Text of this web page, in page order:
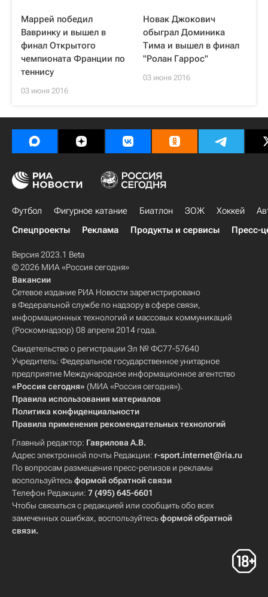
Маррей победил
Вавринку и вышел в
финал Открытого
чемпионата Франции по
теннису
03 июня 2016
Новак Джокович
обыграл Доминика
Тима и вышел в финал
"Ролан Гаррос"
03 июня 2016
Футбол Фигурное катание Биатлон ЗОЖ Хоккей
Спецпроекты
Реклама Продукты и сервисы Пресс-
Версия 2023.1 Beta
© 2026 МИА «Россия сегодня»
Вакансии
Сетевое издание РИА Новости зарегистрировано
в Федеральной службе по надзору в сфере связи,
информационных технологий и массовых коммуникаций
(Роскомнадзор) 08 апреля 2014 года.
Свидетельство о регистрации Эл № ФС77-57640
Учредитель: Федеральное государственное унитарное
предприятие Международное информационное агентство
«Россия сегодня» (МИА «Россия сегодня»).
Правила использования материалов
Политика конфиденциальности
Правила применения рекомендательных технологий
Главный редактор: Гаврилова А.В.
Адрес электронной почты Редакции: r-sport.internet@ria.ru
По вопросам размещения пресс-релизов и рекламы
воспользуйтесьформой обратной связи
Телефон Редакции: 7 (495) 645-6601
Чтобы связаться с редакцией или сообщить обо всех
замеченных ошибках, воспользуйтесьформой обратной
связи.